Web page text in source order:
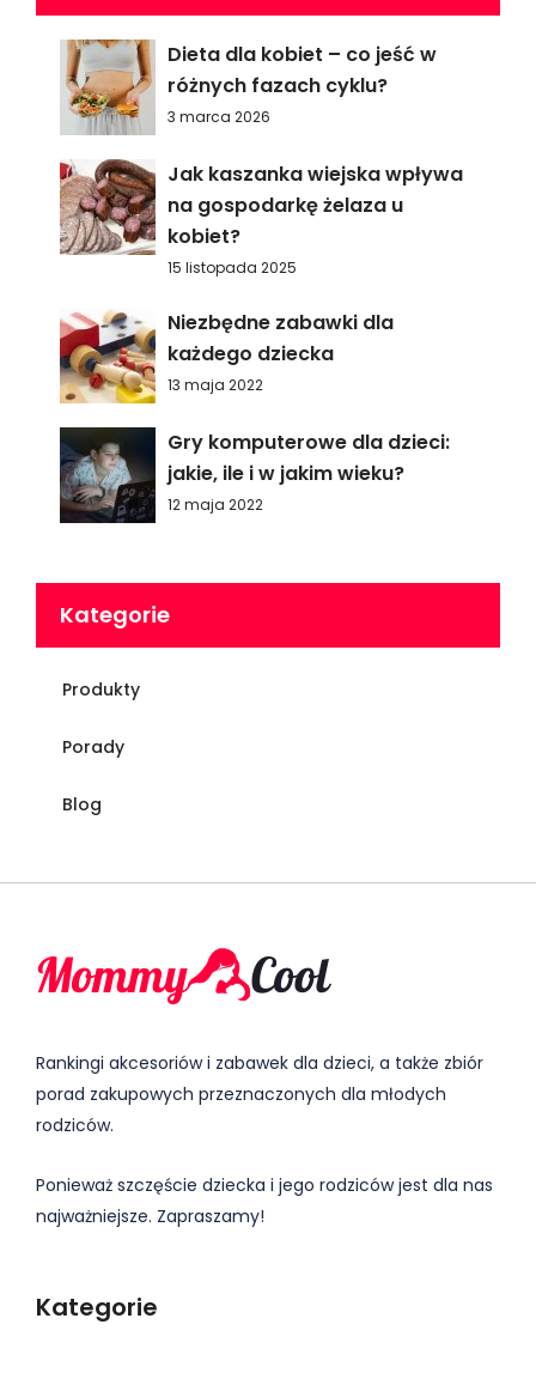
Dieta dla kobiet – co jeść w
różnych fazach cyklu?
3 marca 2026
Jak kaszanka wiejska wpływa
na gospodarkę żelaza u
kobiet?
15 listopada 2025
Niezbędne zabawki dla
każdego dziecka
13 maja 2022
Gry komputerowe dla dzieci:
jakie, ile i w jakim wieku?
12 maja 2022
Kategorie
Produkty
Porady
Blog
Rankingi akcesoriów i zabawek dla dzieci, a także zbiór
porad zakupowych przeznaczonych dla młodych
rodziców.
Ponieważ szczęście dziecka i jego rodziców jest dla nas
najważniejsze. Zapraszamy!
Kategorie